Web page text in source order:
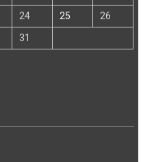
24 25
26
31